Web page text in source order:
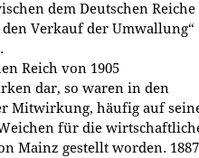
dem Deutschen Reiche
Verkauf der Umwallung“
Reich von 1905
dar, so waren in den
Mitwirkung, häufig auf
für die
Mainz gestellt worden. 1887